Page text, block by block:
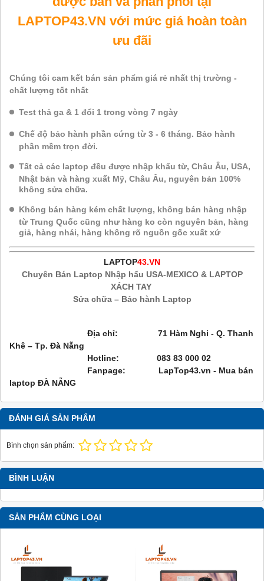
LAPTOP43.VN với mức giá hoàn toàn
ưu đãi
Chúng tôi cam kết bán sản phẩm giá rẻ nhất thị trường -
chất lượng tốt nhất
Test thả ga & 1 đổi 1 trong vòng 7 ngày
Chế độ bảo hành phần cứng từ 3 - 6 tháng. Bảo hành
phần mềm trọn đời.
Tất cả các laptop đều được nhập khẩu từ, Châu Âu, USA,
Nhật bản và hàng xuất Mỹ, Châu Âu, nguyên bản 100%
không sửa chữa.
Không bán hàng kém chất lượng, không bán hàng nhập
từ Trung Quốc cũng như hàng ko còn nguyên bản, hàng
giả, hàng nhái, hàng không rõ nguồn gốc xuất xứ
LAPTOP43.VN
Chuyên Bán Laptop Nhập hẩu USA-MEXICO & LAPTOP
XÁCH TAY
Sửa chữa – Bảo hành Laptop
Địa chỉ: 71 Hàm Nghi - Q. Thanh
Khê – Tp. Đà Nẵng
Hotline: 083 83 000 02
Fanpage: LapTop43.vn - Mua bán
laptop ĐÀ NẴNG
ĐÁNH GIÁ SẢN PHẨM
Bình chọn sản phẩm:
BÌNH LUẬN
SẢN PHẨM CÙNG LOẠI